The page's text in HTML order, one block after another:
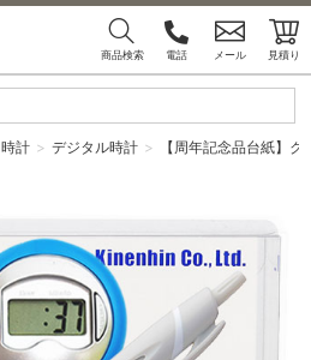
商品検索 電話 メール 見積り
時計 デジタル時計 【周年記念品台紙】